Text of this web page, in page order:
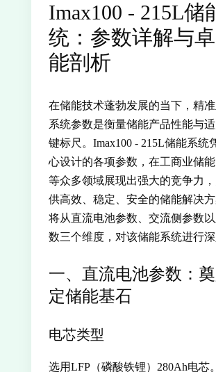
Imax100 - 215L储
统：参数详解与
能剖析
在储能技术蓬勃发展的当下，精
系统参数是衡量储能产品性能与
键标尺。Imax100 - 215L储能系统
心设计的各项参数，在工商业储
等众多领域展现出强大的竞争力
供高效、稳定、安全的储能解决
将从直流电池参数、交流侧参数
数三个维度，对该储能系统进行深
一、直流电池参数：
定储能基石
电芯类型
选用LFP（磷酸铁锂）280Ah电芯